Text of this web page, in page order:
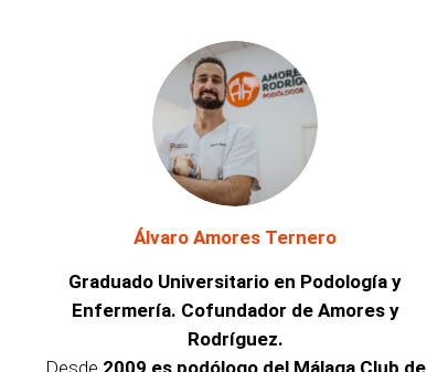
Álvaro Amores Ternero
Graduado Universitario en Podología y
Enfermería. Cofundador de Amores y
Rodríguez.
Desde 2009 es podólogo del Málaga Club de